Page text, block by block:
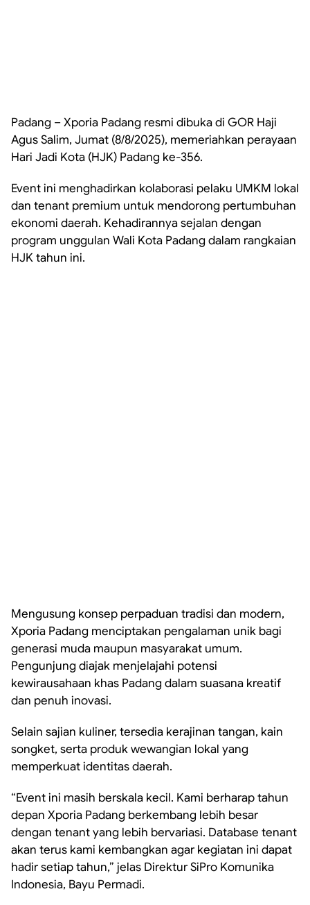
Padang – Xporia Padang resmi dibuka di GOR Haji
Agus Salim, Jumat (8/8/2025), memeriahkan perayaan
Hari Jadi Kota (HJK) Padang ke-356.
Event ini menghadirkan kolaborasi pelaku UMKM lokal
dan tenant premium untuk mendorong pertumbuhan
ekonomi daerah. Kehadirannya sejalan dengan
program unggulan Wali Kota Padang dalam rangkaian
HJK tahun ini.
Mengusung konsep perpaduan tradisi dan modern,
Xporia Padang menciptakan pengalaman unik bagi
generasi muda maupun masyarakat umum.
Pengunjung diajak menjelajahi potensi
kewirausahaan khas Padang dalam suasana kreatif
dan penuh inovasi.
Selain sajian kuliner, tersedia kerajinan tangan, kain
songket, serta produk wewangian lokal yang
memperkuat identitas daerah.
“Event ini masih berskala kecil. Kami berharap tahun
depan Xporia Padang berkembang lebih besar
dengan tenant yang lebih bervariasi. Database tenant
akan terus kami kembangkan agar kegiatan ini dapat
hadir setiap tahun,” jelas Direktur SiPro Komunika
Indonesia, Bayu Permadi.